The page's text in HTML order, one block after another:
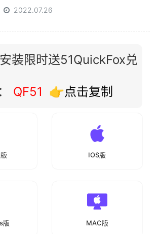
2022.07.26
装限时送51QuickFox兑
QF51 👉点击复制
IOS版
版 MAC版